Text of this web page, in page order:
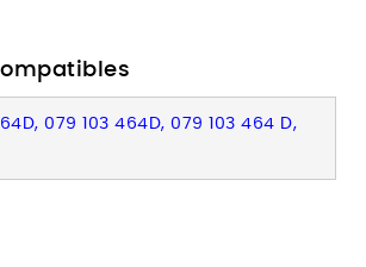
079 103 464D, 079 103 464 D,